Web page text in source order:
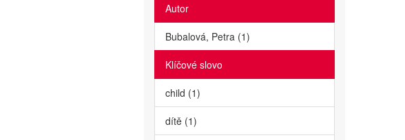
Autor
Bubalová, Petra (1)
Klíčové slovo
child (1)
dítě (1)